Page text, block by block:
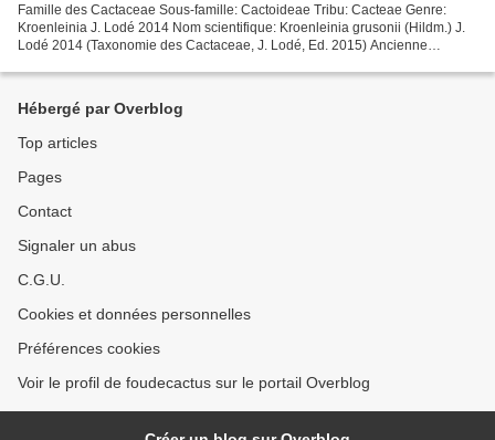
Famille des Cactaceae Sous-famille: Cactoideae Tribu: Cacteae Genre:
Kroenleinia J. Lodé 2014 Nom scientifique: Kroenleinia grusonii (Hildm.) J.
Lodé 2014 (Taxonomie des Cactaceae, J. Lodé, Ed. 2015) Ancienne
Hébergé par Overblog
Top articles
Pages
Contact
Signaler un abus
C.G.U.
Cookies et données personnelles
Préférences cookies
Voir le profil de foudecactus sur le portail Overblog